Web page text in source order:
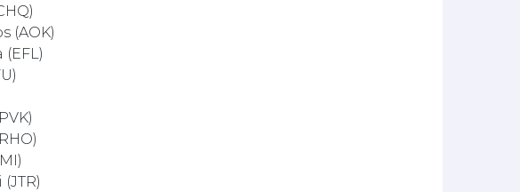
(AOK)